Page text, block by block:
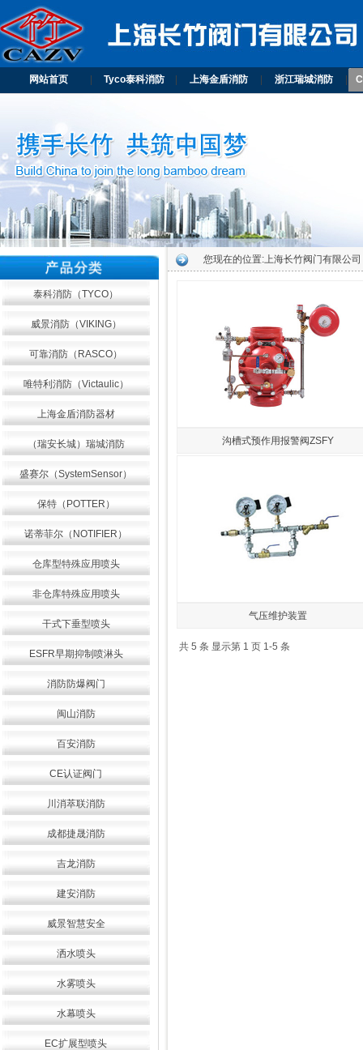
网站首页 Tyco泰科消防 上海金盾消防 浙江瑞城消防
泰科消防（TYCO）
威景消防（VIKING）
可靠消防（RASCO）
唯特利消防（Victaulic）
上海金盾消防器材
（瑞安长城）瑞城消防
盛赛尔（SystemSensor）
保特（POTTER）
诺蒂菲尔（NOTIFIER）
仓库型特殊应用喷头
非仓库特殊应用喷头
干式下垂型喷头
ESFR早期抑制喷淋头
消防防爆阀门
闽山消防
百安消防
CE认证阀门
川消萃联消防
成都捷晟消防
吉龙消防
建安消防
威景智慧安全
洒水喷头
水雾喷头
水幕喷头
EC扩展型喷头
您现在的位置:上海长竹阀门有限公司
沟槽式预作用报警阀ZSFY
气压维护装置
共 5 条 显示第 1 页 1-5 条